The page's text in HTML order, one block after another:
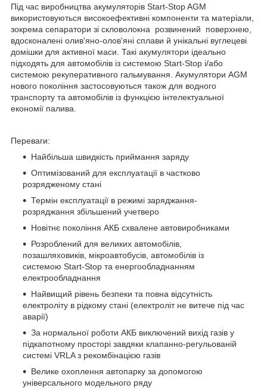
Під час виробництва акумуляторів Start-Stop AGM
використовуються високоефективні компоненти та матеріали,
зокрема сепаратори зі скловолокна розвинений поверхнею,
вдосконалені олив'яно-олов'яні сплави й унікальні вуглецеві
домішки для активної маси. Такі акумулятори ідеально
підходять для автомобілів із системою Start-Stop і/або
системою рекуперативного гальмування. Акумулятори AGM
нового покоління застосовуються також для водного
транспорту та автомобілів із функцією інтелектуальної
економії палива.
Переваги:
Найбільша швидкість приймання заряду
Оптимізований для експлуатації в частково
розрядженому стані
Термін експлуатації в режимі заряджання-
розряджання збільшений учетверо
Новітнє покоління АКБ схвалене автовиробниками
Розроблений для великих автомобілів,
позашляховиків, мікроавтобусів, автомобілів із
системою Start-Stop та енергообладнанням
електрообладнання
Найвищий рівень безпеки та повна відсутність
електроліту в рідкому стані (електроліт не витече під час
аварії)
За нормальної роботи АКБ виключений вихід газів у
підкапотному просторі завдяки клапанно-регульованій
системі VRLA з рекомбінацією газів
Велике охоплення автопарку за допомогою
універсального модельного ряду